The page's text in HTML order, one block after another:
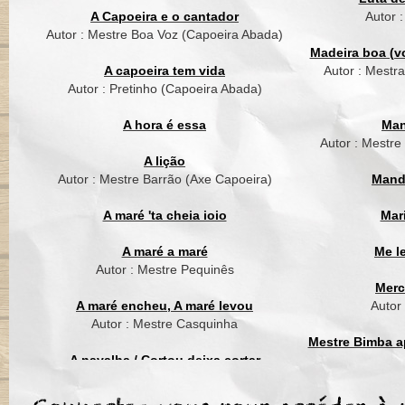
A Capoeira e o cantador
Autor : Mestre Boa Voz (Capoeira Abada)
A capoeira tem vida
Autor : Pretinho (Capoeira Abada)
A hora é essa
A lição
Autor : Mestre Barrão (Axe Capoeira)
A maré 'ta cheia ioio
A maré a maré
Autor : Mestre Pequinês
A maré encheu, A maré levou
Autor : Mestre Casquinha
A navalha / Cortou deixa cortar
Autor
Madeira boa
Autor :
Autor :
Me
Autor
Mestre Bimba
Hoje meu Mestre
Até quem não é de
Hoje nem Bimba
Dêu por a bença em
Le le le le le le
Le le le le le o
Hoje agachado ao
Hoje a comunidade
Le le le le le o